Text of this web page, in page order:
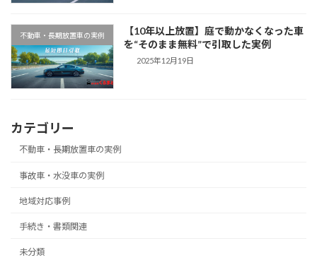
不動車・長期放置車の実例
【10年以上放置】庭で動かなくなった車
を“そのまま無料”で引取した実例
2025年12月19日
カテゴリー
不動車・長期放置車の実例
事故車・水没車の実例
地域対応事例
手続き・書類関連
未分類